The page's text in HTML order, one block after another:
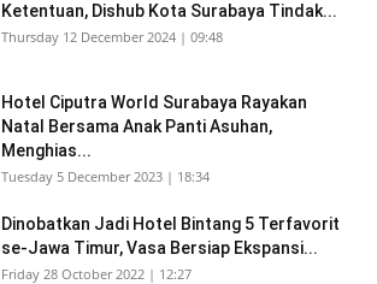
Ketentuan, Dishub Kota Surabaya Tindak...
Thursday 12 December 2024 | 09:48
Hotel Ciputra World Surabaya Rayakan
Natal Bersama Anak Panti Asuhan,
Menghias...
Tuesday 5 December 2023 | 18:34
Dinobatkan Jadi Hotel Bintang 5 Terfavorit
se-Jawa Timur, Vasa Bersiap Ekspansi...
Friday 28 October 2022 | 12:27